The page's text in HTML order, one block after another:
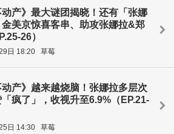
动产》最大谜团揭晓！还有「张娜
美京惊喜客串、助攻张娜拉&郑
26）
日 18:20 草莓
动产》越来越烧脑！张娜拉多层次
疯了」，收视升至6.9%（EP.21-
日 14:30 草莓